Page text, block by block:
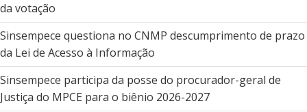
da votação
Sinsempece questiona no CNMP descumprimento de prazo
da Lei de Acesso à Informação
Sinsempece participa da posse do procurador-geral de
Justiça do MPCE para o biênio 2026-2027